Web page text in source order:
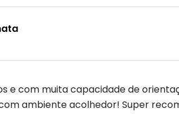
e com muita capacidade de
ambiente acolhedor! Super